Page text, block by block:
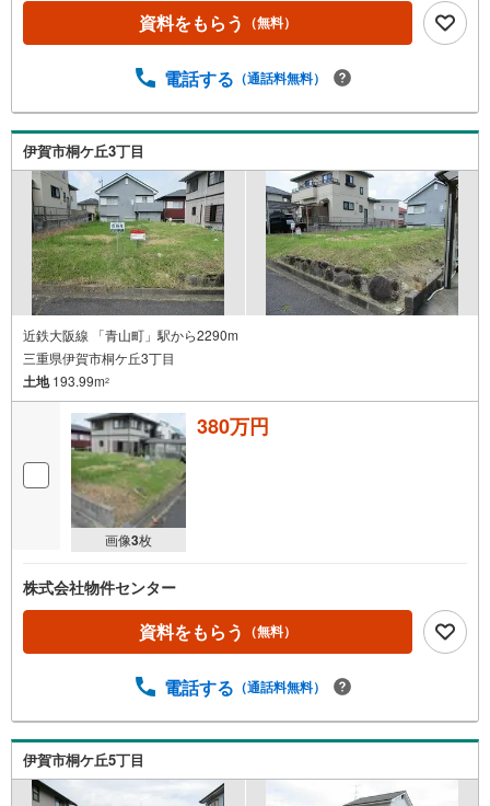
資料をもらう （無料）
電話する （通話料無料）
伊賀市桐ケ丘3丁目
近鉄大阪線 「青山町」駅から2290m
三重県伊賀市桐ケ丘3丁目
土地193.99m2
画像3枚
380万円
株式会社物件センター
資料をもらう （無料）
電話する （通話料無料）
伊賀市桐ケ丘5丁目